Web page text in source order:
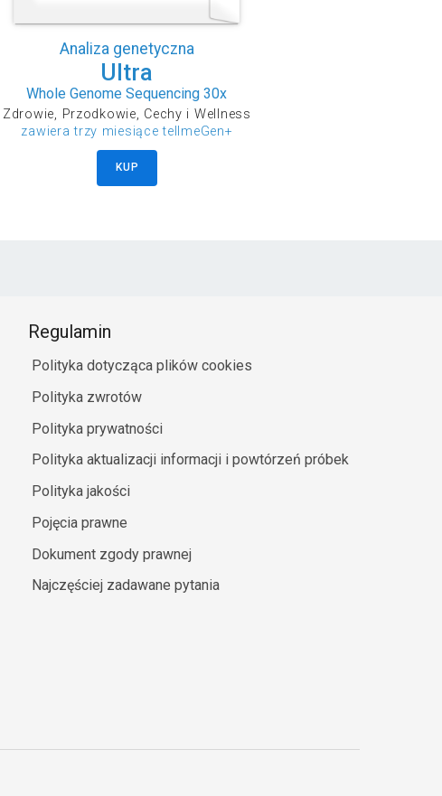
Analiza genetyczna
Ultra
Whole Genome Sequencing 30x
Zdrowie, Przodkowie, Cechy i Wellness
zawiera trzy miesiące tellmeGen+
KUP
Regulamin
Polityka dotycząca plików cookies
Polityka zwrotów
Polityka prywatności
Polityka aktualizacji informacji i powtórzeń próbek
Polityka jakości
Pojęcia prawne
Dokument zgody prawnej
Najczęściej zadawane pytania